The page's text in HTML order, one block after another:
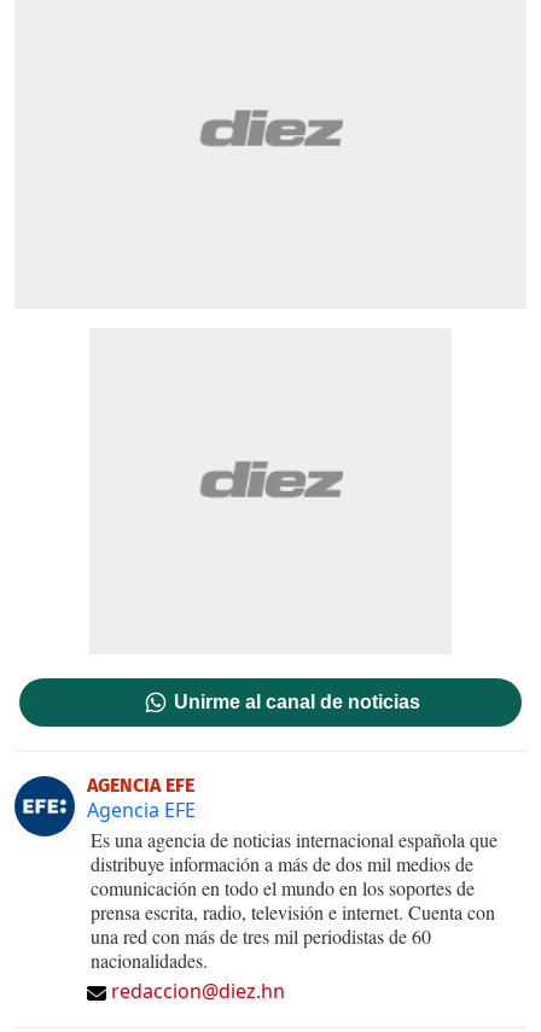
Unirme al canal de noticias
AGENCIA EFE
Agencia EFE
Es una agencia de noticias internacional española que
distribuye información a más de dos mil medios de
comunicación en todo el mundo en los soportes de
prensa escrita, radio, televisión e internet. Cuenta con
una red con más de tres mil periodistas de 60
nacionalidades.
redaccion@diez.hn